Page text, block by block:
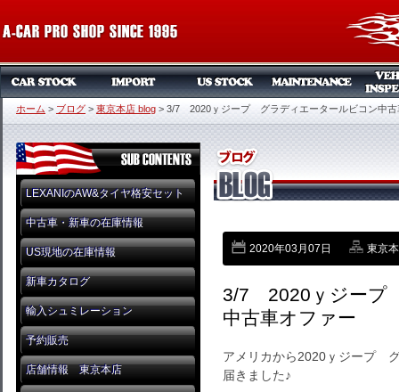
ホーム > ブログ > 東京本店 blog > 3/7 2020ｙジープ グラディエータールビコン中古
LEXANIのAW&タイヤ格安セット
中古車・新車の在庫情報
US現地の在庫情報
新車カタログ
輸入シュミレーション
予約販売
店舗情報 東京本店
2020年03月07日 東京
3/7 2020ｙジープ
中古車オファー
アメリカから2020ｙジープ
届きました♪